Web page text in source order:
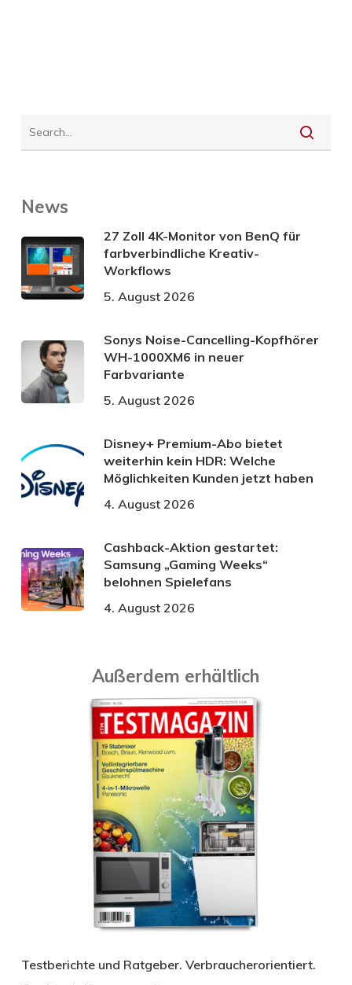
News
27 Zoll 4K-Monitor von BenQ für
farbverbindliche Kreativ-
Workflows
5. August 2026
Sonys Noise-Cancelling-Kopfhörer
WH-1000XM6 in neuer
Farbvariante
5. August 2026
Disney+ Premium-Abo bietet
weiterhin kein HDR: Welche
Möglichkeiten Kunden jetzt haben
4. August 2026
Cashback-Aktion gestartet:
Samsung „Gaming Weeks“
belohnen Spielefans
4. August 2026
Außerdem erhältlich
Testberichte und Ratgeber. Verbraucherorientiert.